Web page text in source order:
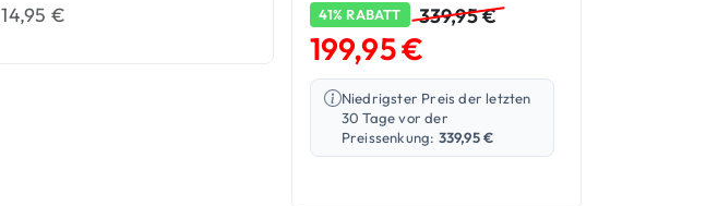
14,95 € 41% RABATT 339,95€
199,95€
Niedrigster Preis der letzten
30 Tage vor der
Preissenkung: 339,95€